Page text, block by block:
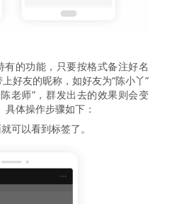
有的功能，只要按格式备注好名
好友的昵称，如好友为“陈小丫”
老师”，群发出去的效果则会变
体操作步骤如下：
可以看到标签了。